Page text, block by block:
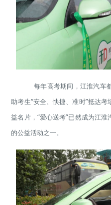
每年高考期间，江淮汽车都
助考生“安全、快捷、准时”抵达
益名片，“爱心送考”已然成为江
的公益活动之一。